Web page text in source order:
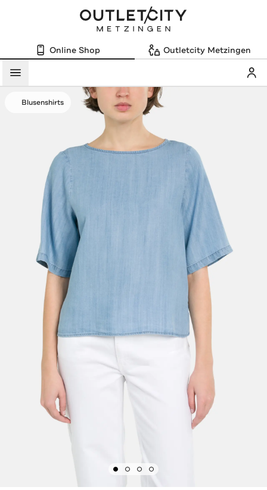
Online Shop Outletcity Metzingen
Menü
Blusenshirts